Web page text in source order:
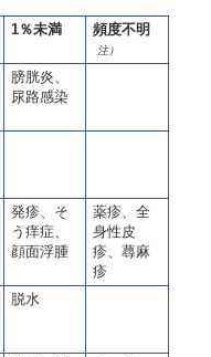
1％未満 頻度不明
注）
膀胱炎、
尿路感染
発疹、そ
う痒症、
顔面浮腫
薬疹、全
身性皮
疹、蕁麻
疹
脱水